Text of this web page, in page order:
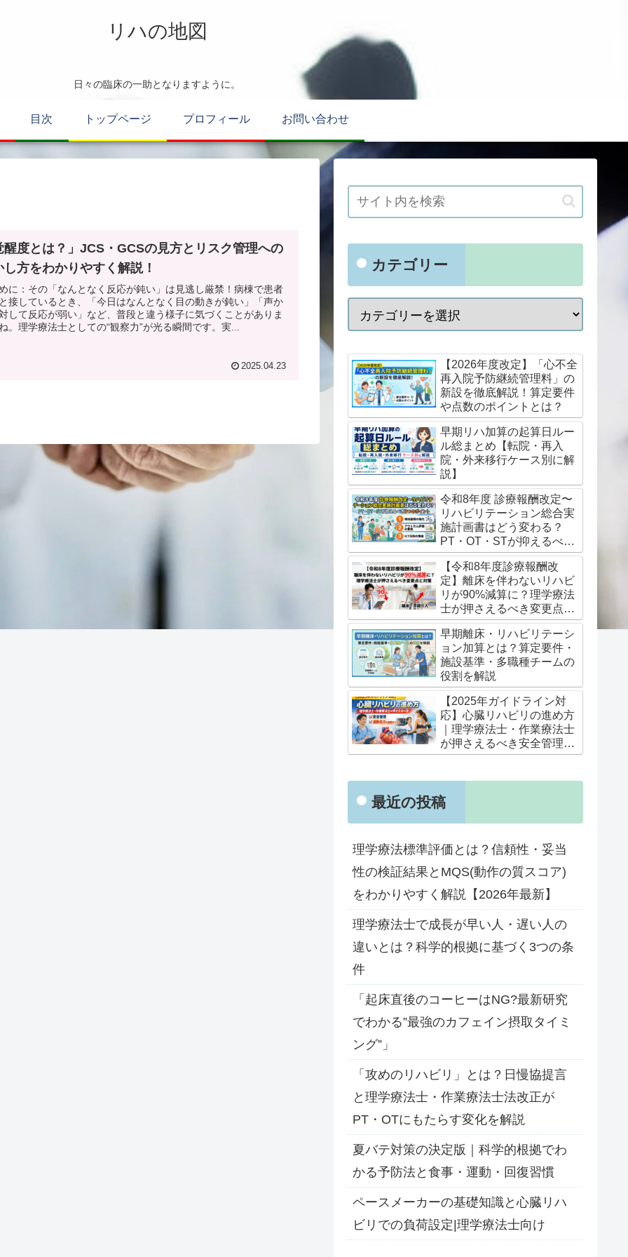
リハの地図
日々の臨床の一助となりますように。
目次 トップページ プロフィール お問い合わせ
醒度とは？」JCS・GCSの見方とリスク管理への
し方をわかりやすく解説！
に：その「なんとなく反応が鈍い」は見逃し厳禁！病棟で患者
接しているとき、「今日はなんとなく目の動きが鈍い」「声か
して反応が弱い」など、普段と違う様子に気づくことがありま
。理学療法士としての“観察力”が光る瞬間です。実...
2025.04.23
カテゴリー
【2026年度改定】「心不全
再入院予防継続管理料」の
新設を徹底解説！算定要件
や点数のポイントとは？
早期リハ加算の起算日ルー
ル総まとめ【転院・再入
院・外来移行ケース別に解
説】
令和8年度 診療報酬改定〜
リハビリテーション総合実
施計画書はどう変わる？
PT・OT・STが抑えるべき
3つのポイント
【令和8年度診療報酬改
定】離床を伴わないリハビ
リが90%減算に？理学療法
士が押さえるべき変更点と
対策
早期離床・リハビリテーシ
ョン加算とは？算定要件・
施設基準・多職種チームの
役割を解説
【2025年ガイドライン対
応】心臓リハビリの進め方
｜理学療法士・作業療法士
が押さえるべき安全管理と
運動処方の実践ポイント
最近の投稿
理学療法標準評価とは？信頼性・妥当
性の検証結果とMQS(動作の質スコア)
をわかりやすく解説【2026年最新】
理学療法士で成長が早い人・遅い人の
違いとは？科学的根拠に基づく3つの条
件
「起床直後のコーヒーはNG?最新研究
でわかる”最強のカフェイン摂取タイミ
ング”」
「攻めのリハビリ」とは？日慢協提言
と理学療法士・作業療法士法改正が
PT・OTにもたらす変化を解説
夏バテ対策の決定版｜科学的根拠でわ
かる予防法と食事・運動・回復習慣
ペースメーカーの基礎知識と心臓リハ
ビリでの負荷設定|理学療法士向け